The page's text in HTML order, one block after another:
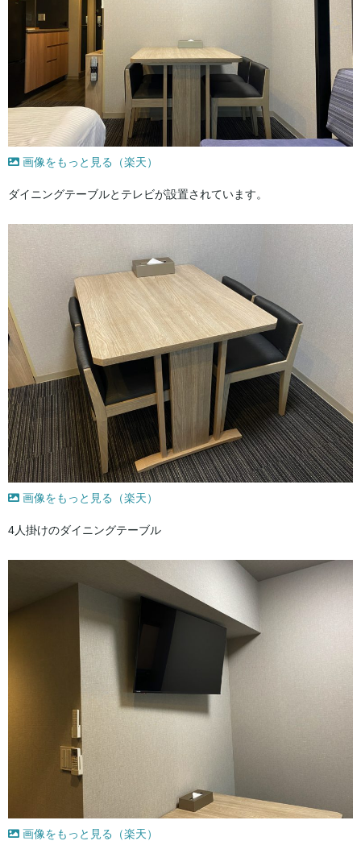
画像をもっと見る（楽天）
ダイニングテーブルとテレビが設置されています。
画像をもっと見る（楽天）
4人掛けのダイニングテーブル
画像をもっと見る（楽天）